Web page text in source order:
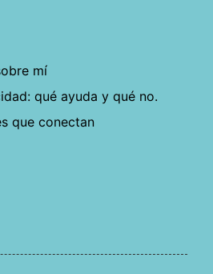
mí
qué ayuda y qué no.
que conectan